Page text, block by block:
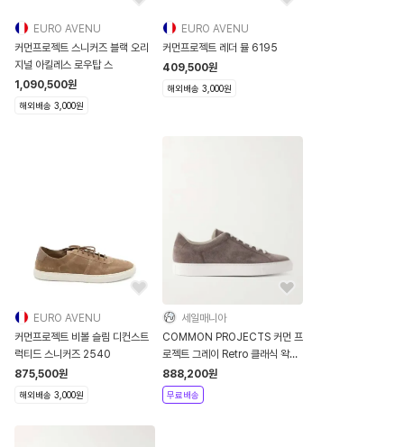
EURO AVENU
커먼프로젝트 스니커즈 블랙 오리
지널 아킬레스 로우탑 스
1,090,500원
해외배송 3,000원
EURO AVENU
커먼프로젝트 레더 뮬 6195
409,500원
해외배송 3,000원
EURO AVENU
커먼프로젝트 비볼 슬림 디컨스트
럭티드 스니커즈 2540
875,500원
해외배송 3,000원
세일매니아
COMMON PROJECTS 커먼 프
로젝트 그레이 Retro 클래식 왁스
드 스웨이드 스니커즈
888,200원
무료배송